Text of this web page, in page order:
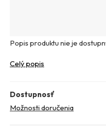
Popis produktu nie je
Celý popis
Dostupnosť
Možnosti doručenia